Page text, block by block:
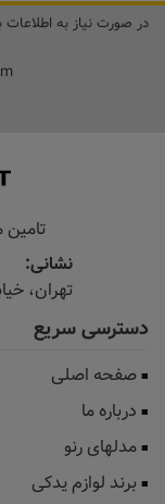
در صورت نیاز به
نشانی:
تهران،
دسترسی سریع
صفحه اصلی
درباره ما
مدلهای رنو
برند لوازم یدکی